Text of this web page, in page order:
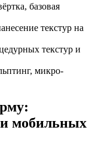
базовая
текстур на
текстур и
микро-
и мобильных